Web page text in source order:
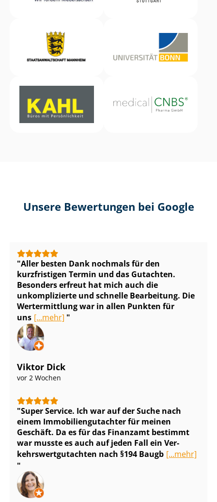
Unsere Bewertungen bei Google
Aller besten Dank nochmals für den
kurzfristigen Termin und das Gutachten.
Besonders erfreut hat mich auch die
unkomplizierte und schnelle Bearbeitung. Die
Wertermittlung war in allen Punkten für
uns [...mehr]
Viktor Dick
vor 2 Wochen
Super Service. Ich war auf der Suche nach
einem Im­mo­bi­li­en­gut­ach­ter für meinen
Geschäft. Da es für das Finanzamt bestimmt
war musste es auch auf jeden Fall ein Ver­
kehrs­wert­gut­ach­ten nach §194 Baugb [...mehr]